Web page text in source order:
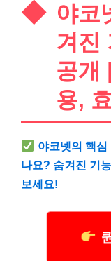
야코
겨진
공개
용,
야코넷의 핵
나요? 숨겨진 기
보세요!
퀀